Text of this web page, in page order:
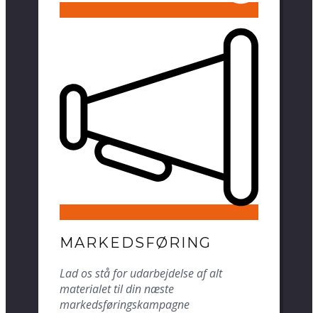
MARKEDSFØRING
Lad os stå for udarbejdelse af alt
materialet til din næste
markedsføringskampagne